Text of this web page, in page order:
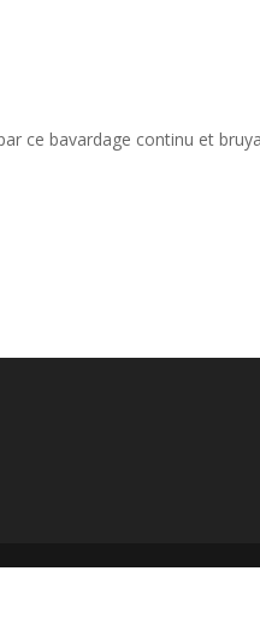
ce bavardage continu et